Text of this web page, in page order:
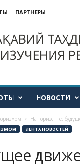
ПАРТНЕРЫ
НОВОСТИ
На горизонте:
ЛЕНТА НОВОСТЕЙ